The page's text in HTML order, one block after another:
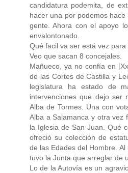
candidatura podemita, de
hacer una por podemos
gente. Ahora con el apoyo
envalontonado.
Qué facil va ser está vez para
Veo que sacan 8 concejales.
Mañueco, ya no confía en
de las Cortes de Castilla y
legislatura ha estado de
intervenciones que dejo ser
Alba de Tormes. Una con
Alba a Salamanca y otra vez
la Iglesia de San Juan. Qué
ofreció su colección de
de las Edades del Hombre.
tuvo la Junta que arreglar de
Lo de la Autovía es un